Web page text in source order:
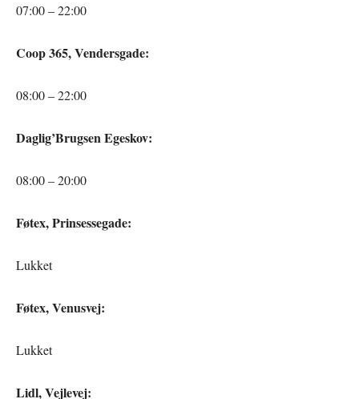
07:00 – 22:00
Coop 365, Vendersgade:
08:00 – 22:00
Daglig’Brugsen Egeskov:
08:00 – 20:00
Føtex, Prinsessegade:
Lukket
Føtex, Venusvej:
Lukket
Lidl, Vejlevej: